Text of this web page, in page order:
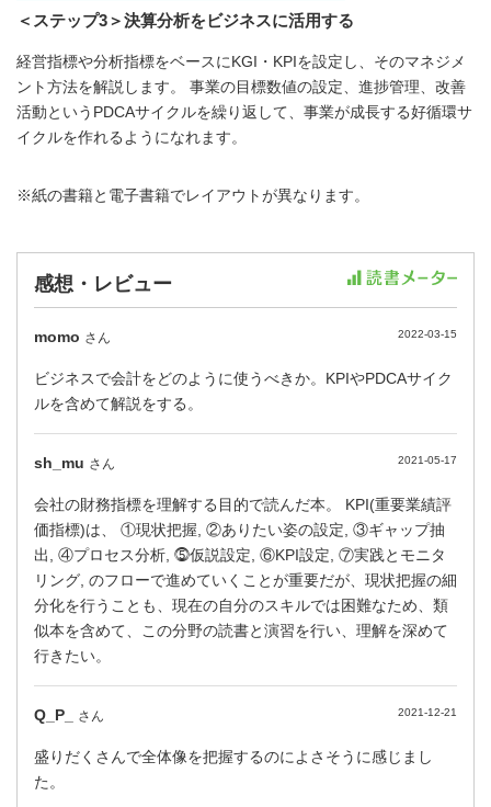
＜ステップ3＞決算分析をビジネスに活用する
経営指標や分析指標をベースにKGI・KPIを設定し、そのマネジメ
ント方法を解説します。 事業の目標数値の設定、進捗管理、改善
活動というPDCAサイクルを繰り返して、事業が成長する好循環サ
イクルを作れるようになれます。
※紙の書籍と電子書籍でレイアウトが異なります。
感想・レビュー
momo さん 2022-03-15
ビジネスで会計をどのように使うべきか。KPIやPDCAサイク
ルを含めて解説をする。
sh_mu さん 2021-05-17
会社の財務指標を理解する目的で読んだ本。 KPI(重要業績評
価指標)は、 ①現状把握, ②ありたい姿の設定, ③ギャップ抽
出, ④プロセス分析, ⓹仮説設定, ⑥KPI設定, ⑦実践とモニタ
リング, のフローで進めていくことが重要だが、現状把握の細
分化を行うことも、現在の自分のスキルでは困難なため、類
似本を含めて、この分野の読書と演習を行い、理解を深めて
行きたい。
Q_P_ さん 2021-12-21
盛りだくさんで全体像を把握するのによさそうに感じまし
た。